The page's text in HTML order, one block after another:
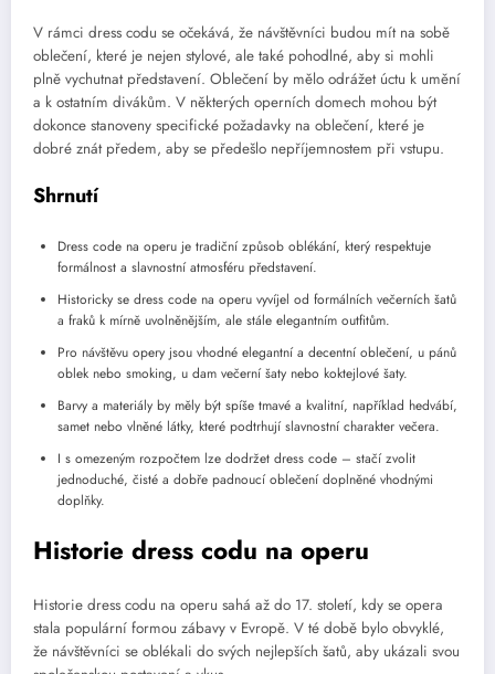
V rámci dress codu se očekává, že návštěvníci budou mít na sobě
oblečení, které je nejen stylové, ale také pohodlné, aby si mohli
plně vychutnat představení. Oblečení by mělo odrážet úctu k umění
a k ostatním divákům. V některých operních domech mohou být
dokonce stanoveny specifické požadavky na oblečení, které je
dobré znát předem, aby se předešlo nepříjemnostem při vstupu.
Shrnutí
Dress code na operu je tradiční způsob oblékání, který respektuje
formálnost a slavnostní atmosféru představení.
Historicky se dress code na operu vyvíjel od formálních večerních šatů
a fraků k mírně uvolněnějším, ale stále elegantním outfitům.
Pro návštěvu opery jsou vhodné elegantní a decentní oblečení, u pánů
oblek nebo smoking, u dam večerní šaty nebo koktejlové šaty.
Barvy a materiály by měly být spíše tmavé a kvalitní, například hedvábí,
samet nebo vlněné látky, které podtrhují slavnostní charakter večera.
I s omezeným rozpočtem lze dodržet dress code – stačí zvolit
jednoduché, čisté a dobře padnoucí oblečení doplněné vhodnými
doplňky.
Historie dress codu na operu
Historie dress codu na operu sahá až do 17. století, kdy se opera
stala populární formou zábavy v Evropě. V té době bylo obvyklé,
že návštěvníci se oblékali do svých nejlepších šatů, aby ukázali svou